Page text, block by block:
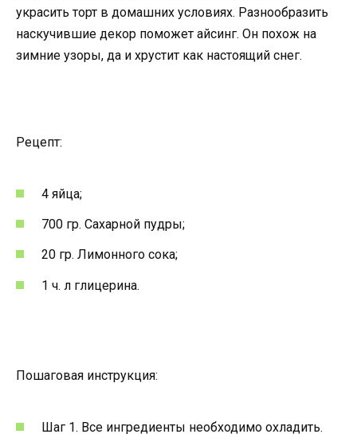
украсить торт в домашних условиях. Разнообразить
наскучившие декор поможет айсинг. Он похож на
зимние узоры, да и хрустит как настоящий снег.
Рецепт:
4 яйца;
700 гр. Сахарной пудры;
20 гр. Лимонного сока;
1 ч. л глицерина.
Пошаговая инструкция:
Шаг 1. Все ингредиенты необходимо охладить.